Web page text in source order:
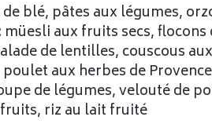
blé, pâtes aux légumes,
: müesli aux fruits secs,
de lentilles, couscous
poulet aux herbes de
de légumes, velouté de
riz au lait fruité